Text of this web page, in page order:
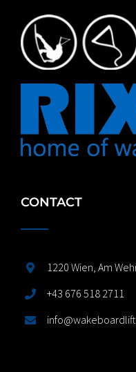
CONTACT
1220 Wien, Am
+43 676 518 2711